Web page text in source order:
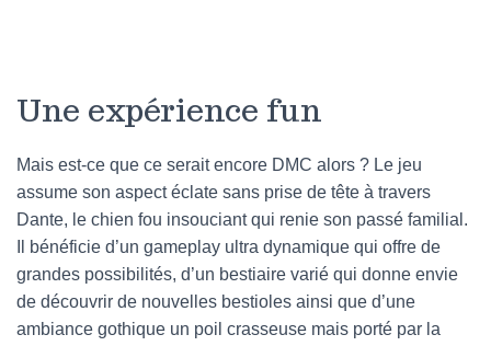
Une expérience fun
Mais est-ce que ce serait encore DMC alors ? Le jeu
assume son aspect éclate sans prise de tête à travers
Dante, le chien fou insouciant qui renie son passé familial.
Il bénéficie d’un gameplay ultra dynamique qui offre de
grandes possibilités, d’un bestiaire varié qui donne envie
de découvrir de nouvelles bestioles ainsi que d’une
ambiance gothique un poil crasseuse mais porté par la